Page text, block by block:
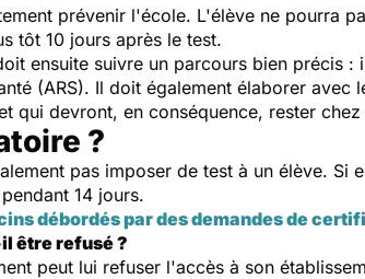
prévenir l'école. L'élève ne pourra
tôt 10 jours après le test.
ensuite suivre un parcours bien précis
(ARS). Il doit également élaborer
qui devront, en conséquence, rester
?
pas imposer de test à un élève.
14 jours.
débordés par des demandes de
être refusé ?
peut lui refuser l'accès à son